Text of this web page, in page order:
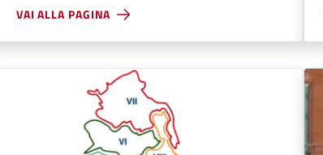
VAI ALLA PAGINA